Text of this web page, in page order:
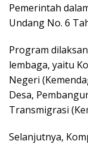
Pemerintah
Undang No. 6
Program
lembaga, yaitu
Negeri
Desa,
Transmigrasi
Selanjutnya,